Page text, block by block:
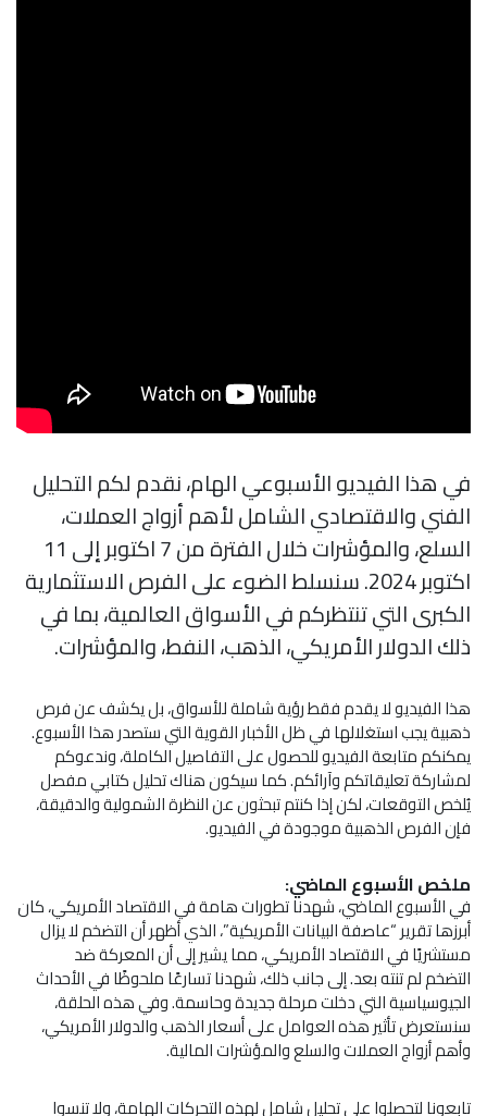
في هذا الفيديو الأسبوعي الهام، نقدم لكم التحليل
الفني والاقتصادي الشامل لأهم أزواج العملات،
السلع، والمؤشرات خلال الفترة من 7 اكتوبر إلى 11
اكتوبر 2024. سنسلط الضوء على الفرص الاستثمارية
الكبرى التي تنتظركم في الأسواق العالمية، بما في
ذلكالدولارالأمريكي، الذهب، النفط، والمؤشرات.
هذا الفيديو لا يقدم فقط رؤية شاملة للأسواق، بل يكشف عن فرص
ذهبية يجب استغلالها في ظل الأخبار القوية التي ستصدر هذا الأسبوع.
يمكنكم متابعة الفيديو للحصول على التفاصيل الكاملة، وندعوكم
لمشاركة تعليقاتكم وآرائكم. كما سيكون هناك تحليل كتابي مفصل
يُلخص التوقعات، لكن إذا كنتم تبحثون عن النظرة الشمولية والدقيقة،
فإن الفرص الذهبية موجودة في الفيديو.
ملخص الأسبوع الماضي:
في الأسبوع الماضي، شهدنا تطورات هامة في الاقتصاد الأمريكي، كان
أبرزها تقرير “عاصفة البيانات الأمريكية”، الذي أظهر أن التضخم لا يزال
مستشريًا في الاقتصاد الأمريكي، مما يشير إلى أن المعركةضد
التضخملم تنته بعد. إلى جانب ذلك، شهدنا تسارعًا ملحوظًا في الأحداث
الجيوسياسية التي دخلت مرحلة جديدة وحاسمة. وفي هذه الحلقة،
سنستعرض تأثير هذه العوامل علىأسعار الذهبوالدولار الأمريكي،
وأهم أزواج العملات والسلع والمؤشرات المالية.
تابعونا لتحصلوا على تحليل شامل لهذه التحركات الهامة، ولا تنسوا